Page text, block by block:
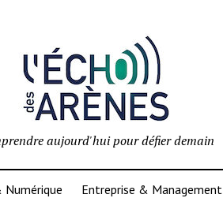
aujourd'hui pour défier demain
Entreprise & Management